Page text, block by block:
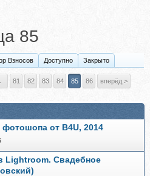
85
Взносов Доступно Закрыто
81 82 83 84 85 86 вперёд >
от B4U, 2014
Lightroom. Свадебное